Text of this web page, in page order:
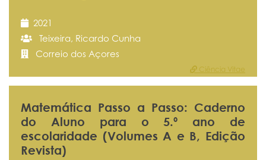
2021
Teixeira, Ricardo Cunha
Correio dos Açores
Ciência Vitae
Matemática Passo a Passo: Caderno
do Aluno para o 5.º ano de
escolaridade (Volumes A e B, Edição
Revista)